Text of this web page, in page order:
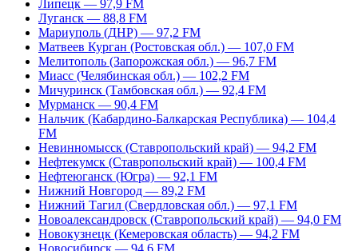
Липецк — 97,9 FM
Луганск — 88,8 FM
Мариуполь (ДНР) — 97,2 FM
Матвеев Курган (Ростовская обл.) — 107,0 FM
Мелитополь (Запорожская обл.) — 96,7 FM
Миасс (Челябинская обл.) — 102,2 FM
Мичуринск (Тамбовская обл.) — 92,4 FM
Мурманск — 90,4 FM
Нальчик (Кабардино-Балкарская Республика) — 104,4
FM
Невинномысск (Ставропольский край) — 94,2 FM
Нефтекумск (Ставропольский край) — 100,4 FM
Нефтеюганск (Югра) — 92,1 FM
Нижний Новгород — 89,2 FM
Нижний Тагил (Свердловская обл.) — 97,1 FM
Новоалександровск (Ставропольский край) — 94,0 FM
Новокузнецк (Кемеровская область) — 94,2 FM
Новосибирск — 94,6 FM